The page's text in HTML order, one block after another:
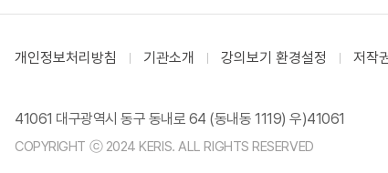
개인정보처리방침 기관소개 강의보기 환경설정 저작
41061 대구광역시 동구 동내로 64 (동내동 1119) 우)41061
COPYRIGHT ⓒ 2024 KERIS. ALL RIGHTS RESERVED